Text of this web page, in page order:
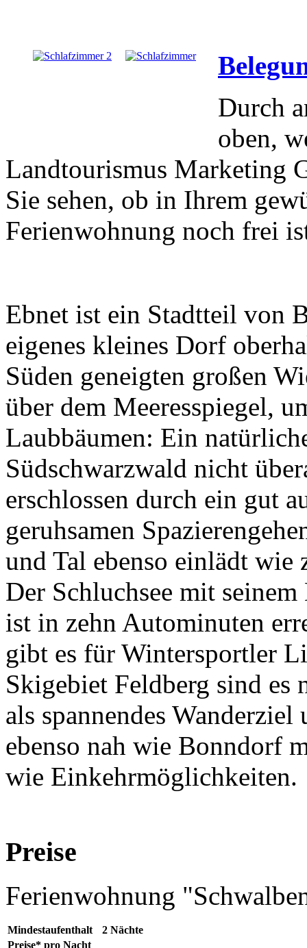
Durch
oben,
Landtourismus Marketing
Sie sehen, ob in Ihrem
Ferienwohnung noch frei
Ebnet ist ein Stadtteil von
eigenes kleines Dorf
Süden geneigten großen
über dem Meeresspiegel,
Laubbäumen: Ein
Südschwarzwald nicht
erschlossen durch ein gut
geruhsamen
und Tal ebenso einlädt wie
Der Schluchsee mit
ist in zehn Autominuten
gibt es für Wintersportler
Skigebiet Feldberg sind
als spannendes
ebenso nah wie Bonndorf
wie Einkehrmöglichkeiten.
Preise
Ferienwohnung
Mindestaufenthalt
2 Nächte
Preise* pro Nacht